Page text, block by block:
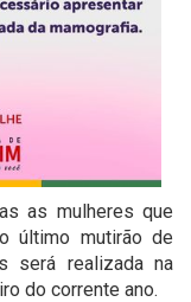
as mulheres que
último mutirão de
será realizada na
do corrente ano.